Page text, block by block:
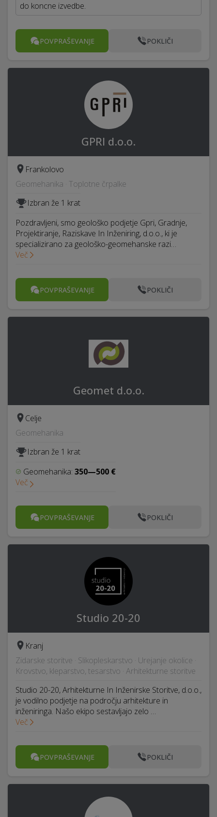
do koncne izvedbe.
POVPRAŠEVANJE POKLIČI
GPRI d.o.o.
Frankolovo
Geomehanika · Toplotne črpalke
Izbran že 1 krat
Pozdravljeni, smo geološko podjetje Gpri, Gradnje,
Projektiranje, Raziskave In Inženiring, d.o.o., ki je
specializirano za geološko-geomehanske razi…
Več
POVPRAŠEVANJE POKLIČI
Geomet d.o.o.
Celje
Geomehanika
Izbran že 1 krat
Geomehanika: 350—500 €
Več
POVPRAŠEVANJE POKLIČI
Studio 20-20
Kranj
Zidarske storitve · Slikopleskarstvo · Urejanje okolice ·
Krovstvo, kleparstvo, tesarstvo · Arhitekturne storitve
Studio 20-20, Arhitekturne In Inženirske Storitve, d.o.o.,
je vodilno podjetje na področju arhitekture in
inženiringa. Našo ekipo sestavljajo zelo …
Več
POVPRAŠEVANJE POKLIČI